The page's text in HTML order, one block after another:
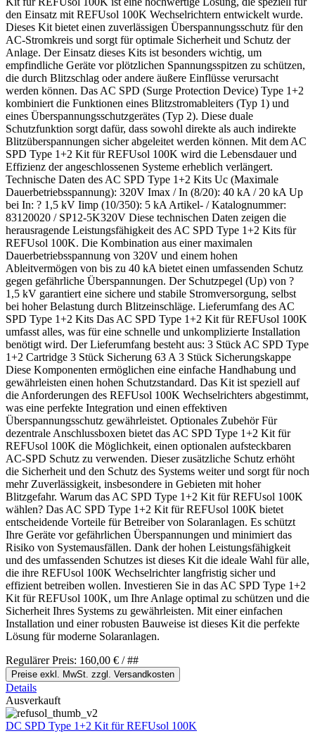
den Einsatz mit REFUsol 100K Wechselrichtern entwickelt wurde.
Dieses Kit bietet einen zuverlässigen Überspannungsschutz für den
AC-Stromkreis und sorgt für optimale Sicherheit und Schutz der
Anlage. Der Einsatz dieses Kits ist besonders wichtig, um
empfindliche Geräte vor plötzlichen Spannungsspitzen zu schützen,
die durch Blitzschlag oder andere äußere Einflüsse verursacht
werden können. Das AC SPD (Surge Protection Device) Type 1+2
kombiniert die Funktionen eines Blitzstromableiters (Typ 1) und
eines Überspannungsschutzgerätes (Typ 2). Diese duale
Schutzfunktion sorgt dafür, dass sowohl direkte als auch indirekte
Blitzüberspannungen sicher abgeleitet werden können. Mit dem AC
SPD Type 1+2 Kit für REFUsol 100K wird die Lebensdauer und
Effizienz der angeschlossenen Systeme erheblich verlängert.
Technische Daten des AC SPD Type 1+2 Kits Uc (Maximale
Dauerbetriebsspannung): 320V Imax / In (8/20): 40 kA / 20 kA Up
bei In: ? 1,5 kV Iimp (10/350): 5 kA Artikel- / Katalognummer:
83120020 / SP12-5K320V Diese technischen Daten zeigen die
herausragende Leistungsfähigkeit des AC SPD Type 1+2 Kits für
REFUsol 100K. Die Kombination aus einer maximalen
Dauerbetriebsspannung von 320V und einem hohen
Ableitvermögen von bis zu 40 kA bietet einen umfassenden Schutz
gegen gefährliche Überspannungen. Der Schutzpegel (Up) von ?
1,5 kV garantiert eine sichere und stabile Stromversorgung, selbst
bei hoher Belastung durch Blitzeinschläge. Lieferumfang des AC
SPD Type 1+2 Kits Das AC SPD Type 1+2 Kit für REFUsol 100K
umfasst alles, was für eine schnelle und unkomplizierte Installation
benötigt wird. Der Lieferumfang besteht aus: 3 Stück AC SPD Type
1+2 Cartridge 3 Stück Sicherung 63 A 3 Stück Sicherungskappe
Diese Komponenten ermöglichen eine einfache Handhabung und
gewährleisten einen hohen Schutzstandard. Das Kit ist speziell auf
die Anforderungen des REFUsol 100K Wechselrichters abgestimmt,
was eine perfekte Integration und einen effektiven
Überspannungsschutz gewährleistet. Optionales Zubehör Für
dezentrale Anschlussboxen bietet das AC SPD Type 1+2 Kit für
REFUsol 100K die Möglichkeit, einen optionalen aufsteckbaren
AC-SPD Schutz zu verwenden. Dieser zusätzliche Schutz erhöht
die Sicherheit und den Schutz des Systems weiter und sorgt für noch
mehr Zuverlässigkeit, insbesondere in Gebieten mit hoher
Blitzgefahr. Warum das AC SPD Type 1+2 Kit für REFUsol 100K
wählen? Das AC SPD Type 1+2 Kit für REFUsol 100K bietet
entscheidende Vorteile für Betreiber von Solaranlagen. Es schützt
Ihre Geräte vor gefährlichen Überspannungen und minimiert das
Risiko von Systemausfällen. Dank der hohen Leistungsfähigkeit
und des umfassenden Schutzes ist dieses Kit die ideale Wahl für alle,
die ihre REFUsol 100K Wechselrichter langfristig sicher und
effizient betreiben wollen. Investieren Sie in das AC SPD Type 1+2
Kit für REFUsol 100K, um Ihre Anlage optimal zu schützen und die
Sicherheit Ihres Systems zu gewährleisten. Mit einer einfachen
Installation und einer robusten Bauweise ist dieses Kit die perfekte
Lösung für moderne Solaranlagen.
Regulärer Preis: 160,00 € / ##
Preise exkl. MwSt. zzgl. Versandkosten
Details
Ausverkauft
DC SPD Type 1+2 Kit für REFUsol 100K